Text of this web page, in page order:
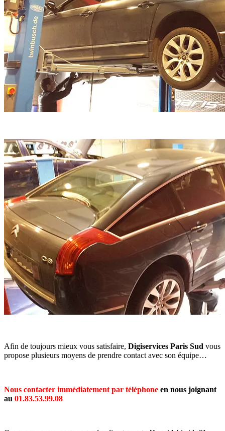
Afin de toujours mieux vous satisfaire, Digiservices Paris Sud vous
propose plusieurs moyens de prendre contact avec son équipe…
Nous contacter immédiatement par téléphone en nous joignant
au 01.83.53.99.08